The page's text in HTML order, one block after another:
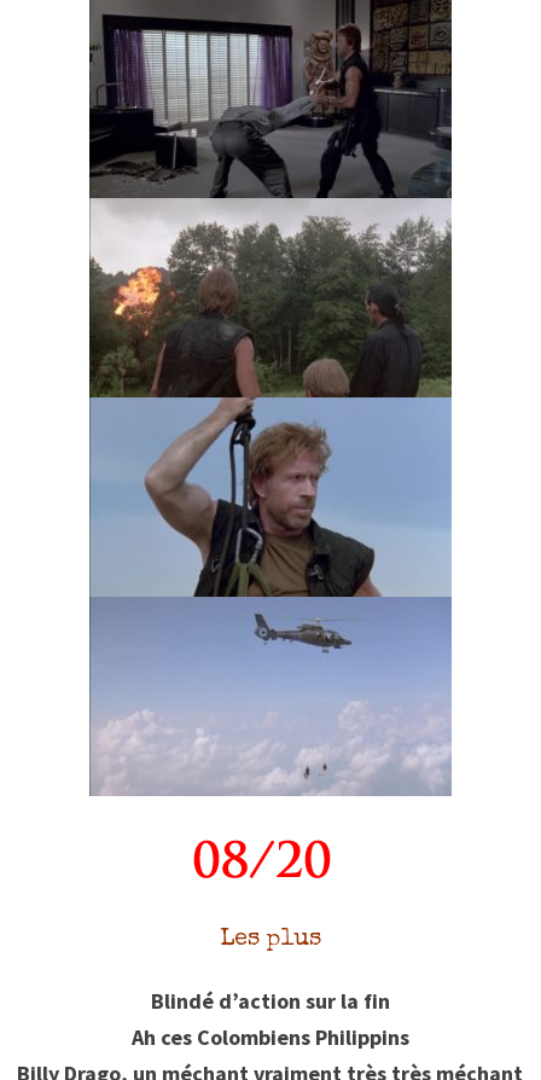
Les plus
Blindé d’action sur la fin
Ah ces Colombiens Philippins
Billy Drago, un méchant vraiment très très méchant